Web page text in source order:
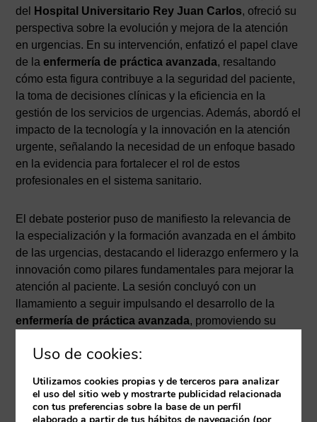
del
Hospital Universitario Rey Juan Carlos, ofreció su
perspectiva sobre la evolución y mejora de la atención
en urgencias. En su intervención, enfatizó el papel clave
de laenfermería de práctica avanzada, resaltando
cómo esta figura contribuye a la seguridad del paciente,
la toma de decisiones clínicas y la eficiencia en la
gestión de los servicios de urgencias. Además, abordó el
impacto de la tecnología y la innovación en la atención
urgente, señalando la necesidad de un enfoque basado
en la evidencia para fortalecer el rol de estos
profesionales en el sistema sanitario.
El debate posterior puso de manifiesto la relevancia de
la especialización y la formación avanzada en el ámbito
de las urgencias, destacando el liderazgo enfermero y la
innovación como pilares fundamentales para mejorar la
atención al paciente. La sesión concluyó con un
llamamiento a seguir impulsando el desarrollo de la
enfermería de práctica avanzada, promoviendo su
equipos de urgencias para afrontar los retos del futuro en
Uso de cookies:
Utilizamos cookies propias y de terceros para analizar
el uso del sitio web y mostrarte publicidad relacionada
con tus preferencias sobre la base de un perfil
elaborado a partir de tus hábitos de navegación (por